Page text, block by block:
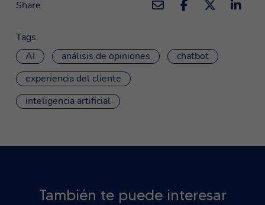
Share
Tags
AI
análisis de opiniones
chatbot
experiencia del cliente
inteligencia artificial
También te puede interesar